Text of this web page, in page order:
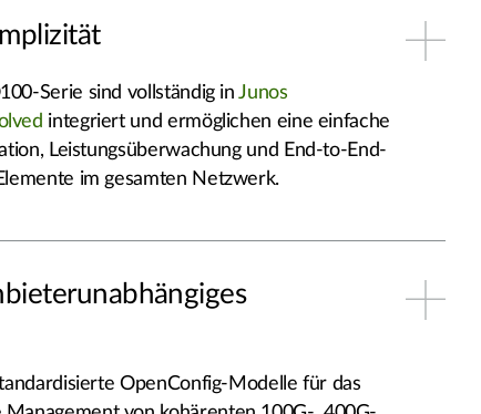
Serie sind vollständig inJunos
integriert und ermöglichen eine einfache
Leistungsüberwachung und End-to-End-
im gesamten Netzwerk.
OpenConfig-Modelle für das